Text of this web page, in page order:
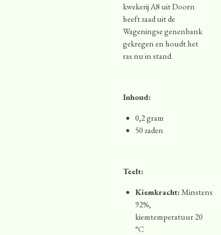
kwekerij A8 uit Doorn
heeft zaad uit de
Wageningse genenbank
gekregen en houdt het
ras nu in stand.
Inhoud:
0,2 gram
50 zaden
Teelt:
Kiemkracht:Minstens
92%,
kiemtemperatuur 20
°C